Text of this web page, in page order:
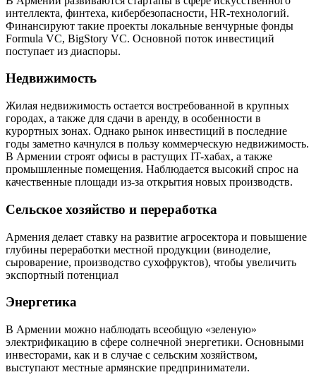
интеллекта, финтеха, кибербезопасности, HR-технологий.
Финансируют такие проекты локальные венчурные фонды
Formula VC, BigStory VC. Основной поток инвестиций
поступает из диаспоры.
Недвижимость
Жилая недвижимость остается востребованной в крупных
городах, а также для сдачи в аренду, в особенности в
курортных зонах. Однако рынок инвестиций в последние
годы заметно качнулся в пользу коммерческую недвижимость.
В Армении строят офисы в растущих IT-хабах, а также
промышленные помещения. Наблюдается высокий спрос на
качественные площади из-за открытия новых производств.
Сельское хозяйство и переработка
Армения делает ставку на развитие агросектора и повышение
глубины переработки местной продукции (виноделие,
сыроварение, производство сухофруктов), чтобы увеличить
экспортный потенциал
Энергетика
В Армении можно наблюдать всеобщую «зеленую»
электрификацию в сфере солнечной энергетики. Основными
инвесторами, как и в случае с сельским хозяйством,
выступают местные армянские предприниматели.